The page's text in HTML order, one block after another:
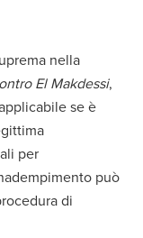
nella
El Makdessi,
se è
per
può
di